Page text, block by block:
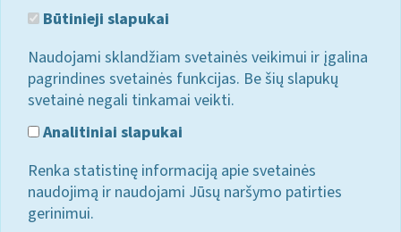
Būtinieji slapukai
Naudojami sklandžiam svetainės veikimui ir įgalina
pagrindines svetainės funkcijas. Be šių slapukų
svetainė negali tinkamai veikti.
Analitiniai slapukai
Renka statistinę informaciją apie svetainės
naudojimą ir naudojami Jūsų naršymo patirties
gerinimui.